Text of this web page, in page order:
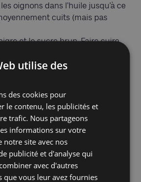
oignons dans l’huile jusqu’à ce
cuits (mais pas
et le sucre brun. Faire cuire
feu moyen.
le sel, le poivre, le
et laissez cuire à peu près 15
ce que les pommes deviennent
de cannelle et mixez le tout.
3 jours au frigo dans un pot à
des latkes.
utilise des
des cookies pour
le contenu, les publicités et
trafic. Nous partageons
informations sur votre
notre site avec nos
publicité et d'analyse qui
avec d'autres
que vous leur avez fournies